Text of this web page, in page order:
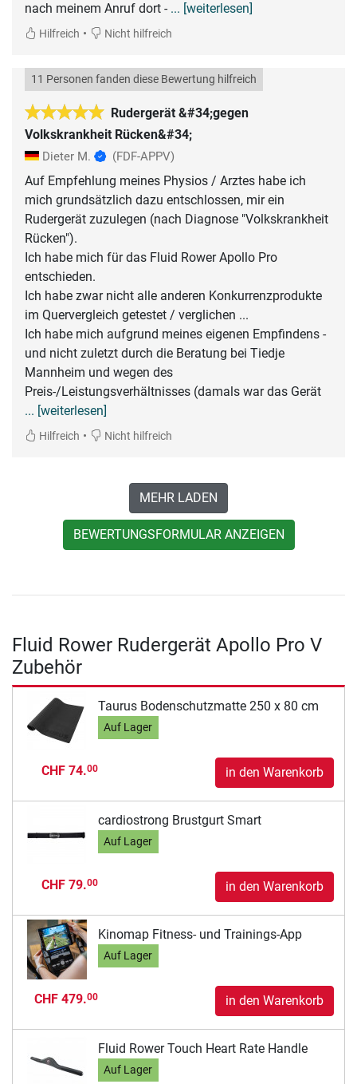
nach meinem Anruf dort - ... [weiterlesen]
Hilfreich • Nicht hilfreich
Rudergerät &#34;gegen
Volkskrankheit Rücken&#34;
11 Personen fanden diese Bewertung hilfreich
Dieter M. (FDF-APPV)
Auf Empfehlung meines Physios / Arztes habe ich
mich grundsätzlich dazu entschlossen, mir ein
Rudergerät zuzulegen (nach Diagnose "Volkskrankheit
Rücken").
Ich habe mich für das Fluid Rower Apollo Pro
entschieden.
Ich habe zwar nicht alle anderen Konkurrenzprodukte
im Quervergleich getestet / verglichen ...
Ich habe mich aufgrund meines eigenen Empfindens -
und nicht zuletzt durch die Beratung bei Tiedje
Mannheim und wegen des
Preis-/Leistungsverhältnisses (damals war das Gerät
... [weiterlesen]
Hilfreich • Nicht hilfreich
MEHR LADEN
BEWERTUNGSFORMULAR ANZEIGEN
Fluid Rower Rudergerät Apollo Pro V
Zubehör
Taurus Bodenschutzmatte 250 x 80 cm
Auf Lager
CHF 74.00 in den Warenkorb
cardiostrong Brustgurt Smart
Auf Lager
CHF 79.00 in den Warenkorb
Kinomap Fitness- und Trainings-App
Auf Lager
CHF 479.00 in den Warenkorb
Fluid Rower Touch Heart Rate Handle
Auf Lager